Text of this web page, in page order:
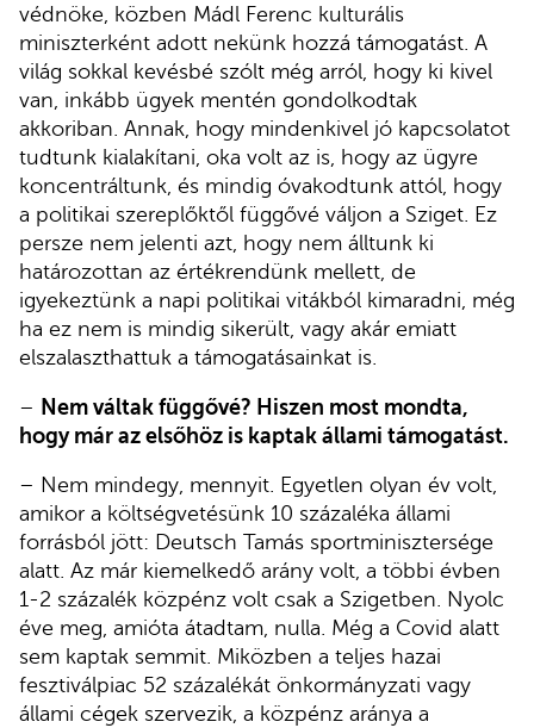
védnöke, közben Mádl Ferenc kulturális
miniszterként adott nekünk hozzá támogatást. A
világ sokkal kevésbé szólt még arról, hogy ki kivel
van, inkább ügyek mentén gondolkodtak
akkoriban. Annak, hogy mindenkivel jó kapcsolatot
tudtunk kialakítani, oka volt az is, hogy az ügyre
koncentráltunk, és mindig óvakodtunk attól, hogy
a politikai szereplőktől függővé váljon a Sziget. Ez
persze nem jelenti azt, hogy nem álltunk ki
határozottan az értékrendünk mellett, de
igyekeztünk a napi politikai vitákból kimaradni, még
ha ez nem is mindig sikerült, vagy akár emiatt
elszalaszthattuk a támogatásainkat is.
– Nem váltak függővé? Hiszen most mondta,
hogy már az elsőhöz is kaptak állami támogatást.
– Nem mindegy, mennyit. Egyetlen olyan év volt,
amikor a költségvetésünk 10 százaléka állami
forrásból jött: Deutsch Tamás sportminisztersége
alatt. Az már kiemelkedő arány volt, a többi évben
1-2 százalék közpénz volt csak a Szigetben. Nyolc
éve meg, amióta átadtam, nulla. Még a Covid alatt
sem kaptak semmit. Miközben a teljes hazai
fesztiválpiac 52 százalékát önkormányzati vagy
állami cégek szervezik, a közpénz aránya a